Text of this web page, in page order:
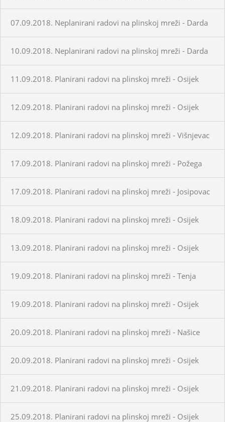
07.09.2018. Neplanirani radovi na plinskoj mreži - Darda
10.09.2018. Neplanirani radovi na plinskoj mreži - Darda
11.09.2018. Planirani radovi na plinskoj mreži - Osijek
12.09.2018. Planirani radovi na plinskoj mreži - Osijek
12.09.2018. Planirani radovi na plinskoj mreži - Višnjevac
17.09.2018. Planirani radovi na plinskoj mreži - Požega
17.09.2018. Planirani radovi na plinskoj mreži - Josipovac
18.09.2018. Planirani radovi na plinskoj mreži - Osijek
13.09.2018. Planirani radovi na plinskoj mreži - Osijek
19.09.2018. Planirani radovi na plinskoj mreži - Tenja
19.09.2018. Planirani radovi na plinskoj mreži - Osijek
20.09.2018. Planirani radovi na plinskoj mreži - Našice
20.09.2018. Planirani radovi na plinskoj mreži - Osijek
21.09.2018. Planirani radovi na plinskoj mreži - Osijek
25.09.2018. Planirani radovi na plinskoj mreži - Osijek